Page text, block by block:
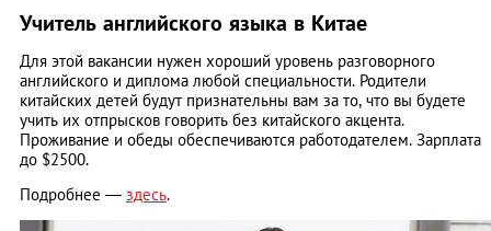
Учитель английского языка в Китае
Для этой вакансии нужен хороший уровень разговорного
английского и диплома любой специальности. Родители
китайских детей будут признательны вам за то, что вы будете
учить их отпрысков говорить без китайского акцента.
Проживание и обеды обеспечиваются работодателем. Зарплата
до $2500.
Подробнее — здесь.